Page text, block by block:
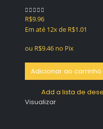
0out of 5
R$9.96
Em até 12x de R$1.01
ou R$9.46 no Pix
Adicionar ao carrinho
Add a lista de
Visualizar